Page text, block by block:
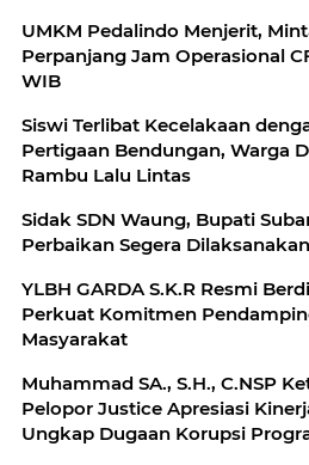
UMKM Pedalindo Menjerit,
Perpanjang Jam Operasional
WIB
Siswi Terlibat Kecelakaan
Pertigaan Bendungan, Warga
Rambu Lalu Lintas
Sidak SDN Waung, Bupati
Perbaikan Segera Dilaksanakan
YLBH GARDA S.K.R Resmi
Perkuat Komitmen
Masyarakat
Muhammad SA., S.H., C.NSP
Pelopor Justice Apresiasi
Ungkap Dugaan Korupsi